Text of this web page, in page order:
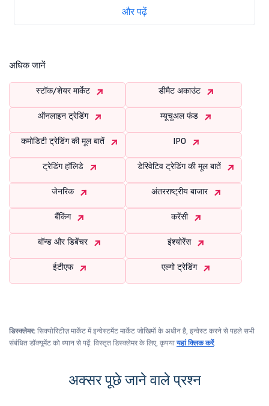
और पढ़ें
अधिक जानें
स्टॉक/शेयर मार्केट डीमैट अकाउंट
ऑनलाइन ट्रेडिंग म्यूचुअल फंड
कमोडिटी ट्रेडिंग की मूल बातें IPO
ट्रेडिंग हॉलिडे डेरिवेटिव ट्रेडिंग की मूल बातें
जेनरिक अंतरराष्ट्रीय बाजार
बैंकिंग करेंसी
बॉन्ड और डिबेंचर इंश्योरेंस
ईटीएफ एल्गो ट्रेडिंग
डिस्क्लेमर: सिक्योरिटीज़ मार्केट में इन्वेस्टमेंट मार्केट जोखिमों के अधीन है, इन्वेस्ट करने से पहले सभी
संबंधित डॉक्यूमेंट को ध्यान से पढ़ें. विस्तृत डिस्क्लेमर के लिए, कृपयायहां क्लिक करें.
अक्सर पूछे जाने वाले प्रश्न